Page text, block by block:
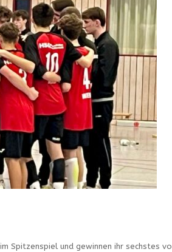
Spitzenspiel und gewinnen ihr sechstes